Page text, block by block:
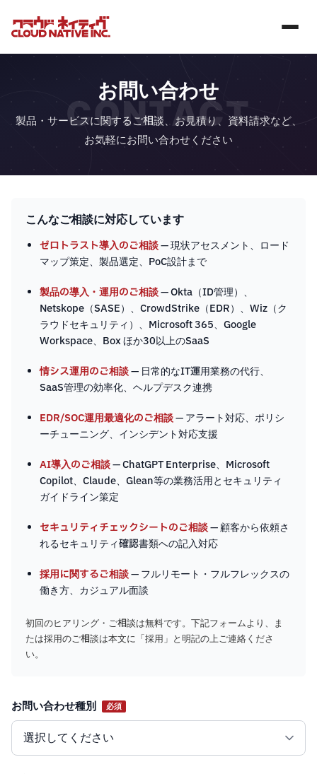
CONTACT
お問い合わせ
製品・サービスに関するご相談、お見積り、資料請求など、
お気軽にお問い合わせください
こんなご相談に対応しています
ゼロトラスト導入のご相談— 現状アセスメント、ロード
マップ策定、製品選定、PoC設計まで
製品の導入・運用のご相談— Okta（ID管理）、
Netskope（SASE）、CrowdStrike（EDR）、Wiz（ク
ラウドセキュリティ）、Microsoft 365、Google
Workspace、Box ほか30以上のSaaS
情シス運用のご相談— 日常的なIT運用業務の代行、
SaaS管理の効率化、ヘルプデスク連携
EDR/SOC運用最適化のご相談— アラート対応、ポリシ
ーチューニング、インシデント対応支援
AI導入のご相談— ChatGPT Enterprise、Microsoft
Copilot、Claude、Glean等の業務活用とセキュリティ
ガイドライン策定
セキュリティチェックシートのご相談— 顧客から依頼さ
れるセキュリティ確認書類への記入対応
採用に関するご相談— フルリモート・フルフレックスの
働き方、カジュアル面談
初回のヒアリング・ご相談は無料です。下記フォームより、ま
たは採用のご相談は本文に「採用」と明記の上ご連絡くださ
い。
Website
お問い合わせ種別 必須